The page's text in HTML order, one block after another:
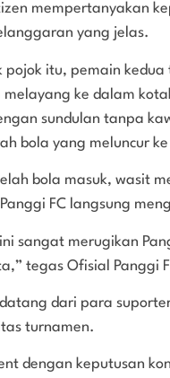
mempertanyakan
yang jelas.
pojok itu, pemain
ke dalam
sundulan tanpa
bola yang meluncur
bola masuk, wasit
FC langsung
sangat merugikan
tegas Ofisial Panggi
dari para
turnamen.
dengan keputusan